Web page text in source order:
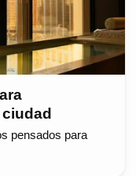
pensados para